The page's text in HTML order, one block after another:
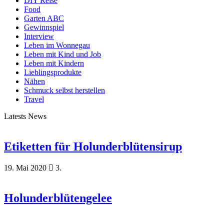
Food
Garten ABC
Gewinnspiel
Interview
Leben im Wonnegau
Leben mit Kind und Job
Leben mit Kindern
Lieblingsprodukte
Nähen
Schmuck selbst herstellen
Travel
Latests News
Etiketten für Holunderblütensirup
19. Mai 2020 3.
Holunderblütengelee